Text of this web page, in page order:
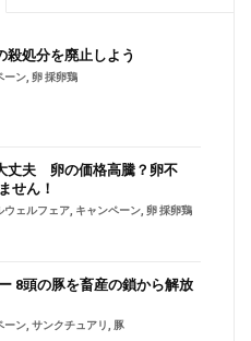
殺処分を廃止しよう
ーン, 卵 採卵鶏
丈夫 卵の価格高騰？卵不
せん！
ウェルフェア, キャンペーン, 卵 採卵鶏
8頭の豚を畜産の鎖から解放
ーン, サンクチュアリ, 豚